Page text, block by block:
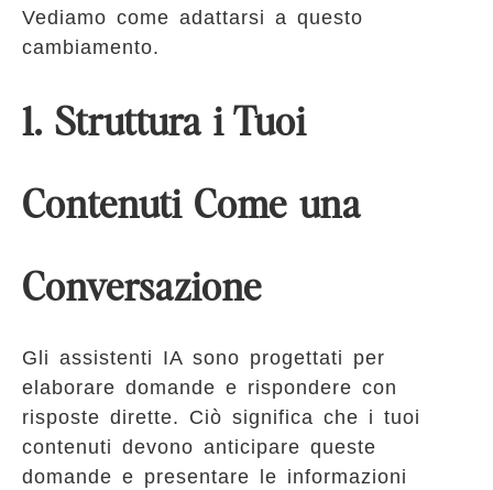
Vediamo come adattarsi a questo
cambiamento.
1. Struttura i Tuoi
Contenuti Come una
Conversazione
Gli assistenti IA sono progettati per
elaborare domande e rispondere con
risposte dirette. Ciò significa che i tuoi
contenuti devono anticipare queste
domande e presentare le informazioni